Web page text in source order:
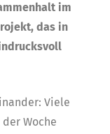
im
das in
Viele
Woche